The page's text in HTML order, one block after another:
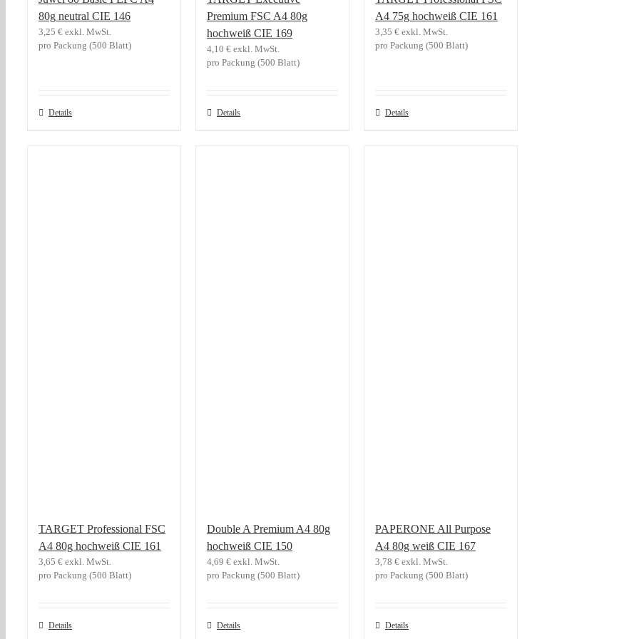
80g neutral CIE 146
3,25 € exkl. MwSt.
pro Packung (500 Blatt)
Details
Premium FSC A4 80g
hochweiß CIE 169
4,10 € exkl. MwSt.
pro Packung (500 Blatt)
Details
A4 75g hochweiß CIE 161
3,35 € exkl. MwSt.
pro Packung (500 Blatt)
Details
TARGET Professional FSC
A4 80g hochweiß CIE 161
3,65 € exkl. MwSt.
pro Packung (500 Blatt)
Details
Double A Premium A4 80g
hochweiß CIE 150
4,69 € exkl. MwSt.
pro Packung (500 Blatt)
Details
PAPERONE All Purpose
A4 80g weiß CIE 167
3,78 € exkl. MwSt.
pro Packung (500 Blatt)
Details